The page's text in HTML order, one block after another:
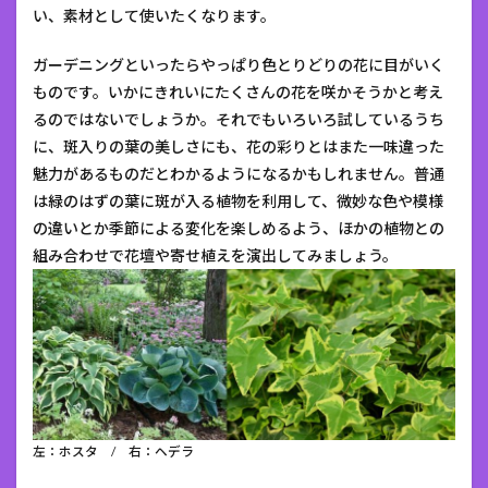
い、素材として使いたくなります。
ガーデニングといったらやっぱり色とりどりの花に目がいく
ものです。いかにきれいにたくさんの花を咲かそうかと考え
るのではないでしょうか。それでもいろいろ試しているうち
に、斑入りの葉の美しさにも、花の彩りとはまた一味違った
魅力があるものだとわかるようになるかもしれません。普通
は緑のはずの葉に斑が入る植物を利用して、微妙な色や模様
の違いとか季節による変化を楽しめるよう、ほかの植物との
組み合わせで花壇や寄せ植えを演出してみましょう。
左：ホスタ / 右：ヘデラ